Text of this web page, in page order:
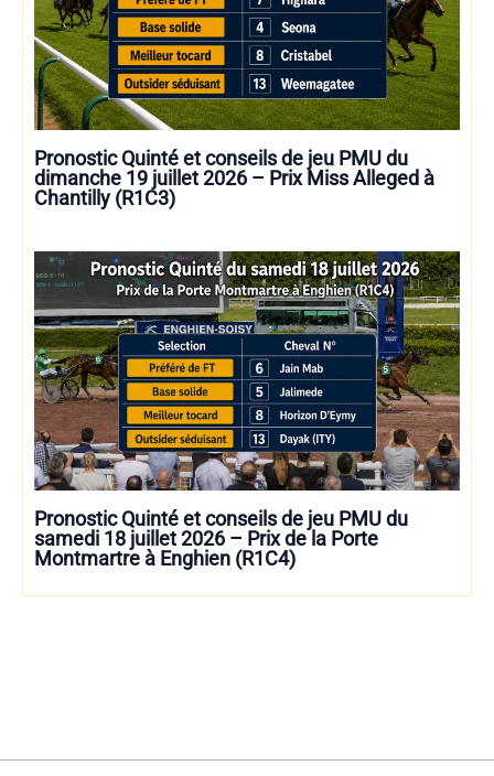
Pronostic Quinté et conseils de jeu PMU du
dimanche 19 juillet 2026 – Prix Miss Alleged à
Chantilly (R1C3)
Pronostic Quinté et conseils de jeu PMU du
samedi 18 juillet 2026 – Prix de la Porte
Montmartre à Enghien (R1C4)